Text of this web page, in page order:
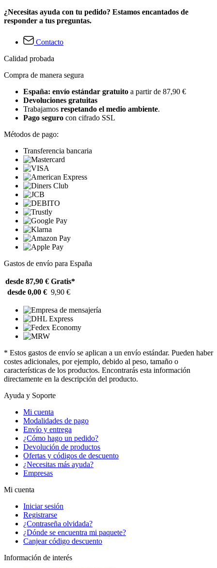
¿Necesitas ayuda con tu pedido? Estamos encantados de
responder a tus preguntas.
Contacto
Calidad probada
Compra de manera segura
España: envío estándar gratuito a partir de 87,90 €
Devoluciones gratuitas
Trabajamos respetando el medio ambiente.
Pago seguro con cifrado SSL
Métodos de pago:
Transferencia bancaria
Gastos de envío para España
desde 87,90 € Gratis*
desde 0,00 € 9,90 €
* Estos gastos de envío se aplican a un envío estándar. Pueden haber
costes adicionales, por ejemplo, debido al peso, tamaño o
características de los productos. Encontrarás esta información
directamente en la descripción del producto.
Ayuda y Soporte
Mi cuenta
Modalidades de pago
Envío y entrega
¿Cómo hago un pedido?
Devolución de productos
Ofertas y códigos de descuento
¿Necesitas más ayuda?
Empresas
Mi cuenta
Iniciar sesión
Registrarse
¿Contraseña olvidada?
¿Dónde se encuentra mi paquete?
Canjear código descuento
Información de interés